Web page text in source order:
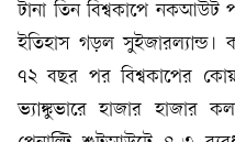
টানা তিন বিশ্বকাপে নকআউট
ইতিহাস গড়ল সুইজারল্যান্ড।
৭২ বছর পর বিশ্বকাপের
ভ্যাঙ্কুভারে হাজার হাজার